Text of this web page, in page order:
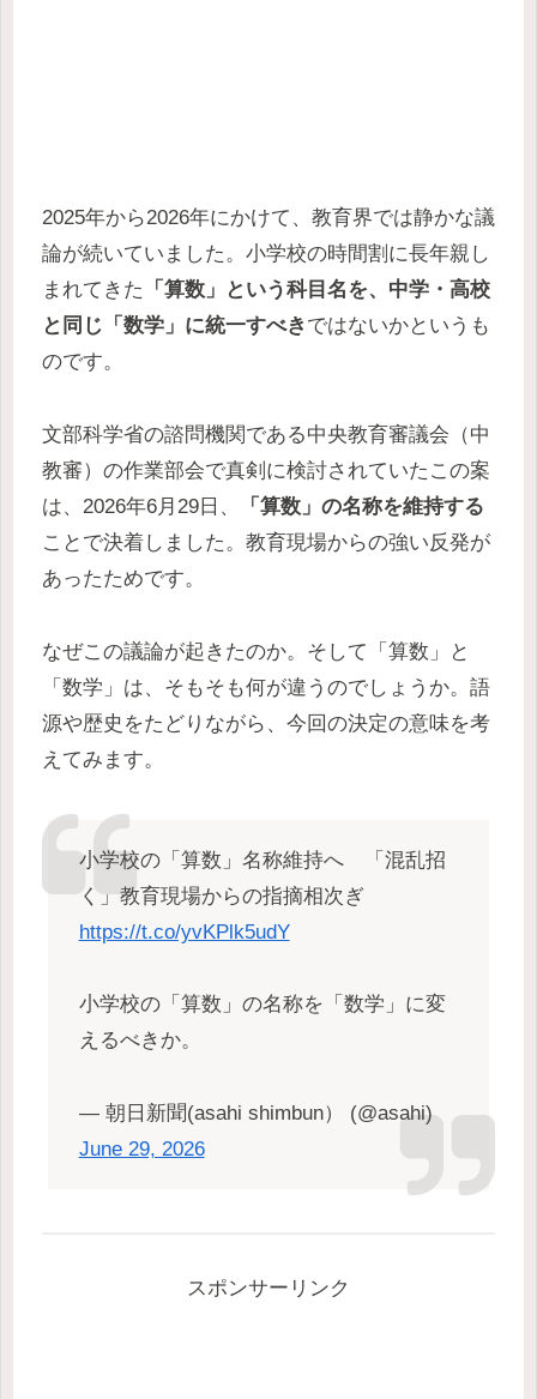
2025年から2026年にかけて、教育界では静かな議
論が続いていました。小学校の時間割に長年親し
まれてきた
「算数」という科目名を、中学・高校
と同じ「数学」に統一すべき ではないかというも
のです。
文部科学省の諮問機関である中央教育審議会（中
教審）の作業部会で真剣に検討されていたこの案
は、2026年6月29日、
「算数」の名称を維持する
ことで決着しました。教育現場からの強い反発が
あったためです。
なぜこの議論が起きたのか。そして「算数」と
「数学」は、そもそも何が違うのでしょうか。語
源や歴史をたどりながら、今回の決定の意味を考
えてみます。
小学校の「算数」名称維持へ 「混乱招
く」教育現場からの指摘相次ぎ
https://t.co/yvKPlk5udY
小学校の「算数」の名称を「数学」に変
えるべきか。
— 朝日新聞(asahi shimbun） (@asahi)
June 29, 2026
スポンサーリンク